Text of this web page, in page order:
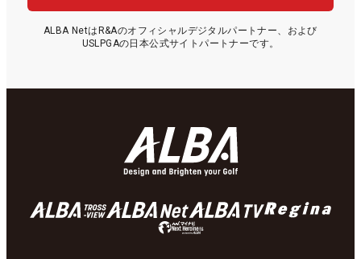
ALBA NetはR&Aのオフィシャルデジタルパートナー、および
USLPGAの日本公式サイトパートナーです。